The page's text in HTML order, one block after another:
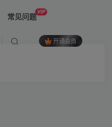
常见问题VIP
开通会员